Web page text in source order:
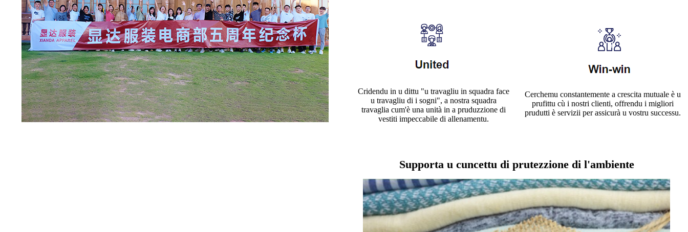
Cridendu in u dittu "u travagliu in squadra face
u travagliu di i sogni", a nostra squadra
travaglia cum'è una unità in a pruduzzione di
vestiti impeccabile di allenamentu.
Cerchemu constantemente a crescita mutuale è u
prufittu cù i nostri clienti, offrendu i migliori
prudutti è servizii per assicurà u vostru successu.
Supporta u cuncettu di prutezzione di l'ambiente